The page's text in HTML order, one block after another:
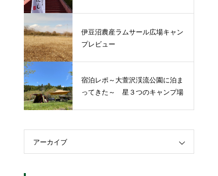
伊豆沼農産ラムサール広場キャン
プレビュー
宿泊レポ～大萱沢渓流公園に泊ま
ってきた～ 星３つのキャンプ場
アーカイブ